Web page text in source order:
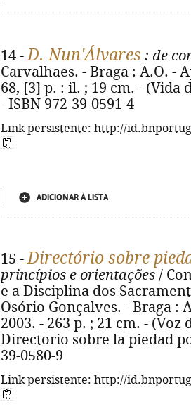
14 -D. Nun'Álvares : de
Carvalhaes. - Braga : A.O. -
68, [3] p. : il. ; 19 cm. - (Vida
- ISBN 972-39-0591-4
Link persistente: http://
ADICIONAR À LISTA
15 -Directório sobre
princípios e orientações /
e a Disciplina dos
Osório Gonçalves. - Braga :
2003. - 263 p. ; 21 cm. -
Directorio sobre la piedad
39-0580-9
Link persistente: http://